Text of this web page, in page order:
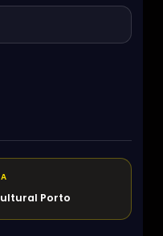
Porto